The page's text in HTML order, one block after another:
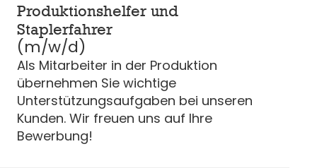
Produktionshelfer und
Staplerfahrer
(m/w/d)
Als Mitarbeiter in der Produktion
übernehmen Sie wichtige
Unterstützungsaufgaben bei unseren
Kunden. Wir freuen uns auf Ihre
Bewerbung!